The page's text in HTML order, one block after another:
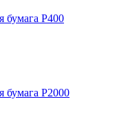
бумага P400
бумага P2000